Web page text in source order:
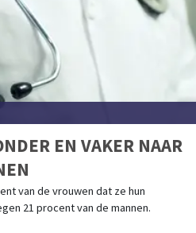
EN VAKER NAAR
van de vrouwen dat ze hun
21 procent van de mannen.